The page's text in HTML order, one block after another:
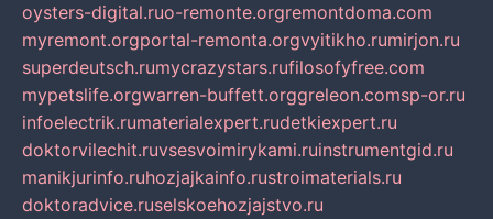
oysters-digital.ruo-remonte.orgremontdoma.com
myremont.orgportal-remonta.orgvyitikho.rumirjon.ru
superdeutsch.rumycrazystars.rufilosofyfree.com
mypetslife.orgwarren-buffett.orggreleon.comsp-or.ru
infoelectrik.rumaterialexpert.rudetkiexpert.ru
doktorvilechit.ruvsesvoimirykami.ruinstrumentgid.ru
manikjurinfo.ruhozjajkainfo.rustroimaterials.ru
doktoradvice.ruselskoehozjajstvo.ru